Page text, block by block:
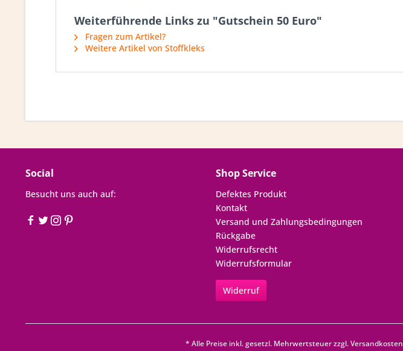
Weiterführende Links zu "Gutschein 50 Euro"
Fragen zum Artikel?
Weitere Artikel von Stoffkleks
Social
Besucht uns auch auf:
Shop Service
Defektes Produkt
Kontakt
Versand und Zahlungsbedingungen
Rückgabe
Widerrufsrecht
Widerrufsformular
Widerruf
* Alle Preise inkl. gesetzl. Mehrwertsteuer zzgl.Versandkosten